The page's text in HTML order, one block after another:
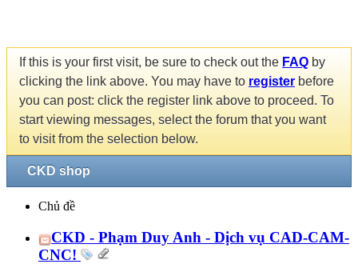
If this is your first visit, be sure to check out the FAQ by
clicking the link above. You may have to register before
you can post: click the register link above to proceed. To
start viewing messages, select the forum that you want
to visit from the selection below.
CKD shop
Chủ đề
CKD - Phạm Duy Anh - Dịch vụ CAD-CAM-
CNC!